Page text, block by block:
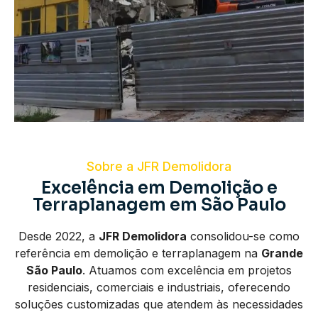
Sobre a JFR Demolidora
Excelência em Demolição e
Terraplanagem em São Paulo
Desde 2022, a JFR Demolidora consolidou-se como
referência em demolição e terraplanagem na Grande
São Paulo. Atuamos com excelência em projetos
residenciais, comerciais e industriais, oferecendo
soluções customizadas que atendem às necessidades